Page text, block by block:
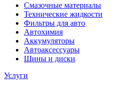
Смазочные материалы
Технические жидкости
Фильтры для авто
Автохимия
Аккумуляторы
Автоаксессуары
Шины и диски
Услуги